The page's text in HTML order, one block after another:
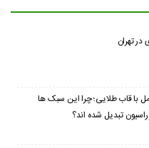
تهران
با قاب طلایی؛ چرا این سبک ها
تبدیل شده اند؟